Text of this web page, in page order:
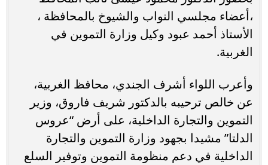
،أعضاء مجلسي النواب والشيوخ بالمحافظة ،
الأستاذ أحمد عبود وكيل وزارة التموين في
الغربية.
وأعرب اللواء أشرف الجندي، محافظ الغربية،
عن خالص ترحيبه بالدكتور شريف فاروق، وزير
التموين والتجارة الداخلية، على أرض “عروس
الدلتا” مشيدا بجهود وزارة التموين والتجارة
الداخلية في دعم منظومة التموين وتوفير السلع